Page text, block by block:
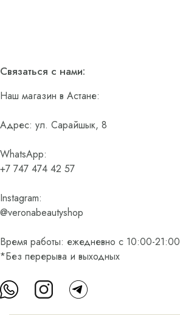
Связаться с нами:
Наш магазин в Астане:
Адрес: ул. Сарайшык, 8
WhatsApp:
+7 747 474 42 57
Instagram:
@veronabeautyshop
Время работы: ежедневно с 10:00-21:00
*Без перерыва и выходных